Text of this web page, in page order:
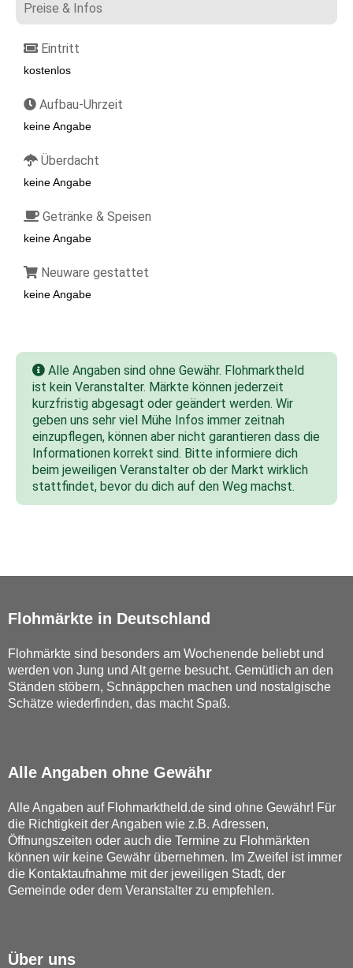
Preise & Infos
Eintritt
kostenlos
Aufbau-Uhrzeit
keine Angabe
Überdacht
keine Angabe
Getränke & Speisen
keine Angabe
Neuware gestattet
keine Angabe
Alle Angaben sind ohne Gewähr. Flohmarktheld
ist kein Veranstalter. Märkte können jederzeit
kurzfristig abgesagt oder geändert werden. Wir
geben uns sehr viel Mühe Infos immer zeitnah
einzupflegen, können aber nicht garantieren dass die
Informationen korrekt sind. Bitte informiere dich
beim jeweiligen Veranstalter ob der Markt wirklich
stattfindet, bevor du dich auf den Weg machst.
Flohmärkte in Deutschland
Flohmärkte sind besonders am Wochenende beliebt und
werden von Jung und Alt gerne besucht. Gemütlich an den
Ständen stöbern, Schnäppchen machen und nostalgische
Schätze wiederfinden, das macht Spaß.
Alle Angaben ohne Gewähr
Alle Angaben auf Flohmarktheld.de sind ohne Gewähr! Für
die Richtigkeit der Angaben wie z.B. Adressen,
Öffnungszeiten oder auch die Termine zu Flohmärkten
können wir keine Gewähr übernehmen. Im Zweifel ist immer
die Kontaktaufnahme mit der jeweiligen Stadt, der
Gemeinde oder dem Veranstalter zu empfehlen.
Über uns